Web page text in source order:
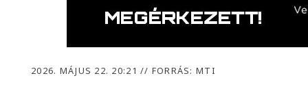
2026. MÁJUS 22. 20:21// FORRÁS: MTI